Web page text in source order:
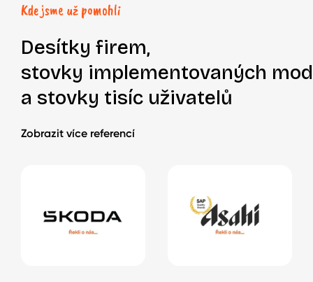
Kde jsme už pomohli
Desítky firem,
stovky implementovaných
a stovky tisíc uživatelů
Zobrazit více referencí